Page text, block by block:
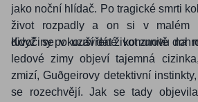
jako noční hlídač. Po tragické smrti
život rozpadly a on si v malém
divočiny pokouší dát život znovu
Když se v uzavřené komunitě na
ledové zimy objeví tajemná
zmizí, Guðgeirovy detektivní
se rozechvějí. Jak se tady